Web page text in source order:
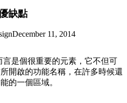
缺點
December 11, 2014
言是個很重要的元素，它不但可
開啟的功能名稱，在許多時候還
的一個區域。